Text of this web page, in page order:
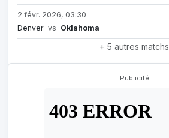
2 févr. 2026, 03:30
Denver vs Oklahoma
+ 5 autres matchs
Publicité